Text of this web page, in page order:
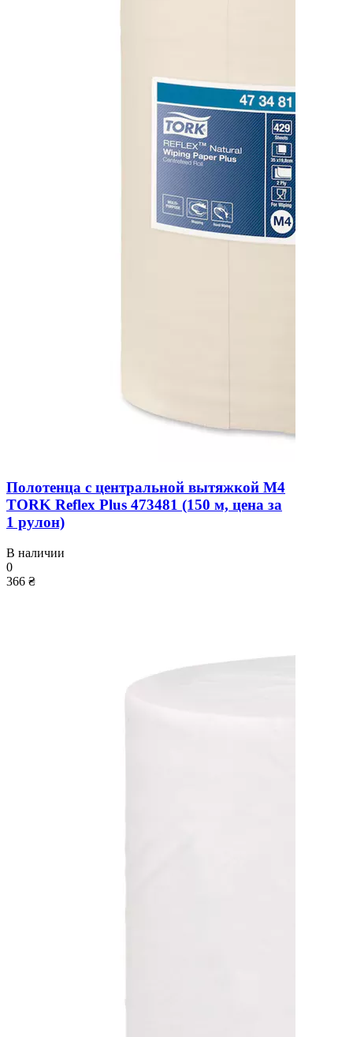
Полотенца с центральной вытяжкой M4
TORK Reflex Plus 473481 (150 м, цена за
1 рулон)
В наличии
0
366 ₴